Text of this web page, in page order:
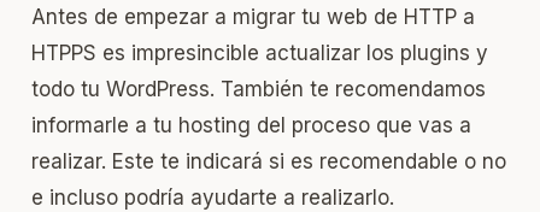
Antes de empezar a migrar tu web de HTTP a
HTPPS es impresincible actualizar los plugins y
todo tu WordPress. También te recomendamos
informarle a tu hosting del proceso que vas a
realizar. Este te indicará si es recomendable o no
e incluso podría ayudarte a realizarlo.